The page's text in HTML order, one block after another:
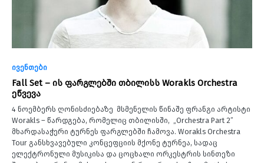
ივენთები
Fall Set – ის ფარგლებში თბილისს Worakls Orchestra
ეწვევა
4 ნოემბერს ღონისძიებაზე მსმენელის წინაშე ფრანგი არტისტი
Worakls – წარდგება, რომელიც თბილისში, „Orchestra Part 2”
მხარდასაჭერი ტურნეს ფარგლებში ჩამოვა. Worakls Orchestra
Tour განსხვავებული კონცეფციის მქონე ტურნეა, სადაც
ელექტრონული მუსიკისა და ცოცხალი ორკესტრის სინთეზი